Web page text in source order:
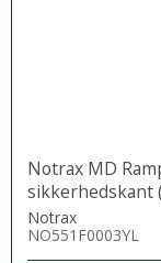
Notrax MD
sikkerhedskant
Notrax
NO551F0003YL